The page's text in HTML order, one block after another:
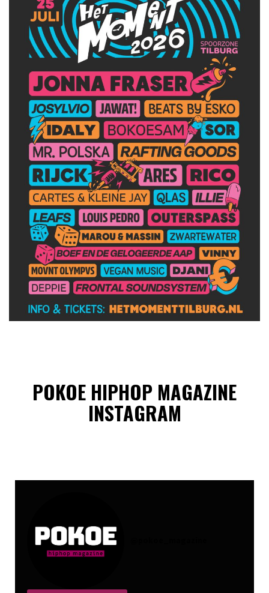
POKOE HIPHOP MAGAZINE
INSTAGRAM